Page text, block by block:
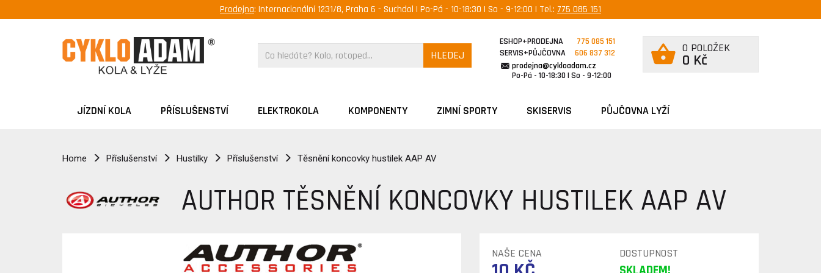
Prodejna: Internacionální 1231/8, Praha 6 - Suchdol | Po-Pá - 10-18:30 | So - 9-12:00 | Tel.: 775 085 151
HLEDEJ
ESHOP+PRODEJNA
775 085 151
SERVIS+PŮJČOVNA
606 837 312
prodejna@cykloadam.cz
Po-Pá - 10-18:30 | So - 9-12:00
0 POLOŽEK
0 Kč
JÍZDNÍ KOLA PŘÍSLUŠENSTVÍ ELEKTROKOLA KOMPONENTY ZIMNÍ SPORTY SKISERVIS PŮJČOVNA LYŽÍ
Home Příslušenství Hustilky Příslušenství Těsnění koncovky hustilek AAP AV
AUTHOR TĚSNĚNÍ KONCOVKY HUSTILEK AAP AV
NAŠE CENA DOSTUPNOST